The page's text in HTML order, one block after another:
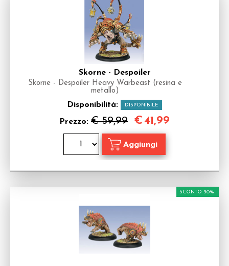
Skorne - Despoiler
Skorne - Despoiler Heavy Warbeast (resina e
metallo)
Disponibilità: DISPONIBILE
Prezzo: € 59,99 €41,99
SCONTO 30%